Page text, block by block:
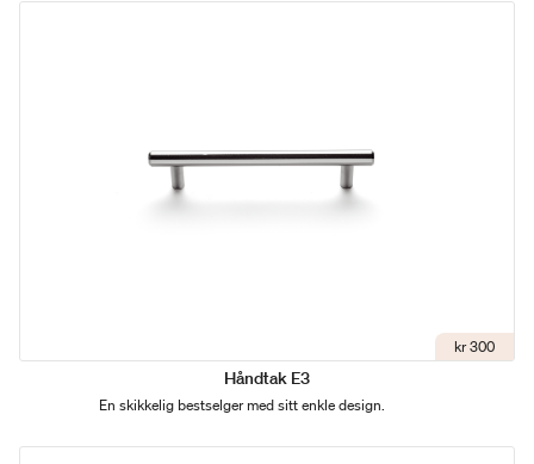
kr 300
Håndtak E3
En skikkelig bestselger med sitt enkle design.